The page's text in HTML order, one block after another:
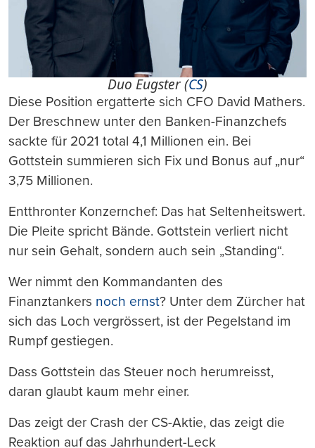
Duo Eugster (CS)
Diese Position ergatterte sich CFO David Mathers.
Der Breschnew unter den Banken-Finanzchefs
sackte für 2021 total 4,1 Millionen ein. Bei
Gottstein summieren sich Fix und Bonus auf „nur“
3,75 Millionen.
Entthronter Konzernchef: Das hat Seltenheitswert.
Die Pleite spricht Bände. Gottstein verliert nicht
nur sein Gehalt, sondern auch sein „Standing“.
Wer nimmt den Kommandanten des
Finanztankers noch ernst? Unter dem Zürcher hat
sich das Loch vergrössert, ist der Pegelstand im
Rumpf gestiegen.
Dass Gottstein das Steuer noch herumreisst,
daran glaubt kaum mehr einer.
Das zeigt der Crash der CS-Aktie, das zeigt die
Reaktion auf das Jahrhundert-Leck